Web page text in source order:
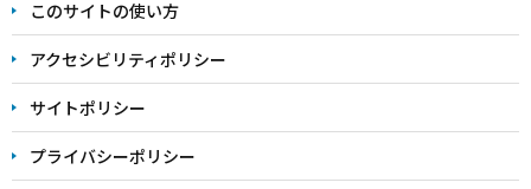
で
このサイトの使い方
アクセシビリティポリシー
サイトポリシー
プライバシーポリシー